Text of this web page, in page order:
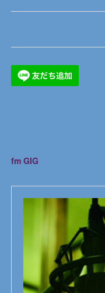
fm GIG